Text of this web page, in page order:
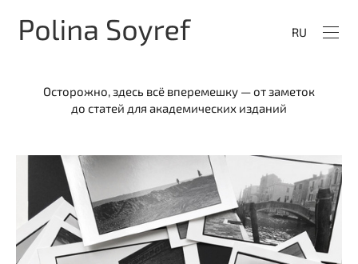
RU
Осторожно, здесь всё вперемешку — от заметок
до статей для академических изданий